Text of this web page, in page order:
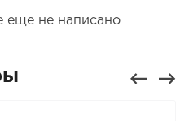
еще не написано